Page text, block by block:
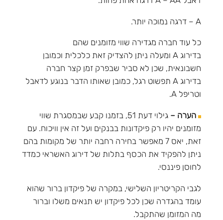
A – דרגה נמוכה יותר.
כל עוד חברה מגדירה שווי מזומנים שהם
בדירוג A ומעלה ניתן להצדיק זאת כלכלית וכמובן
חשבונאית, שכן לא סביר שבפרק זמן קצר חברה
בדירוג A תפשוט רגל, כמובן שאותו הדבר בנוגע לדאבל
וטריפל A.
הערה –
גילוי דעת 51, בזמנו קבע שבמסגרת שווי
מזומנים יהיו רק פיקדונות בבנקים ועל זה אין וויכוח. עם
זאת, יאס 7 מאפשר בחירה רחבה יותר של מקומות בהם
ניתן להפקיד את הכסף בתלות של דירוג האשראי כמדד
לחוסן פיננסי.
לגבי הקריטריון השלישי, במקרה של פיקדון ברור שהוא
עומד בהגדרה שכן לכל פיקדון יש תנאים משלו וברור
מה המזומן שהתקבל.